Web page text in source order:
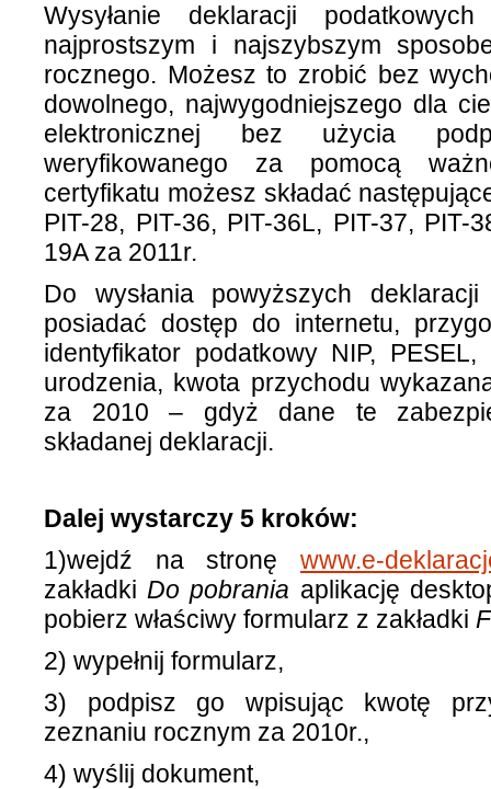
Wysyłanie deklaracji
najprostszym i najszybszym
rocznego. Możesz to zrobić bez
dowolnego, najwygodniejszego dla
elektronicznej bez użycia
weryfikowanego za pomocą
certyfikatu możesz składać
PIT-28, PIT-36, PIT-36L, PIT-37, PIT-
19A za 2011r.
Do wysłania powyższych
posiadać dostęp do internetu,
identyfikator podatkowy NIP,
urodzenia, kwota przychodu
za 2010 – gdyż dane te
składanej deklaracji.
Dalej wystarczy 5 kroków:
1)wejdź na stronę www.e-
zakładki Do pobrania aplikację
pobierz właściwy formularz z zakładki
2) wypełnij formularz,
3) podpisz go wpisując kwotę
zeznaniu rocznym za 2010r.,
4) wyślij dokument,